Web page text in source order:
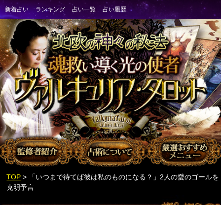
TOP > 「いつまで待てば彼は私のものになる？」2人の愛のゴールを
克明予言